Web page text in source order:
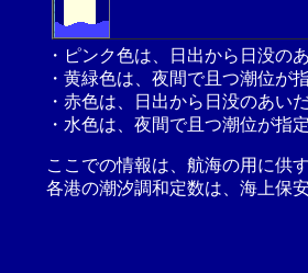
・ピンク色は、日出から日没の
・黄緑色は、夜間で且つ潮位が
・赤色は、日出から日没のあい
・水色は、夜間で且つ潮位が指
ここでの情報は、航海の用に供
各港の潮汐調和定数は、海上保